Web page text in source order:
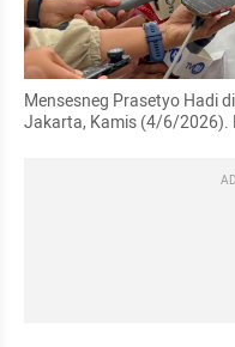
Mensesneg Prasetyo Hadi
Jakarta, Kamis (4/6/2026).